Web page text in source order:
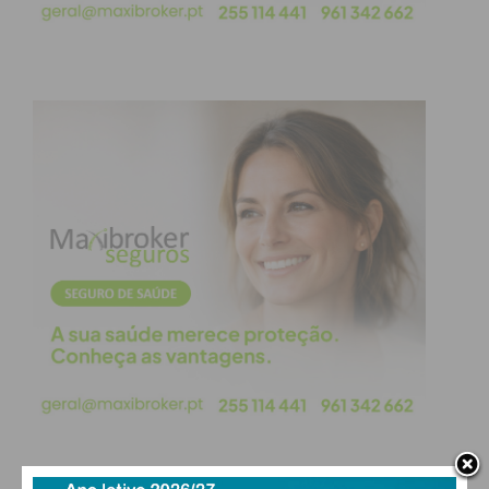
linha, nomeadamente a “redução dos tempos de
viagem em 15 minutos, estabelecendo a viagem
entre as duas cidades ibéricas (Porto-Madrid) em
2.45 horas” e permitindo “interface com a Linha do
Douro”, afirmou Luís Almeida.
A CIM transmontana já conseguiu que, nos
Investimentos Territoriais Integrados – Redes
Urbanas do Norte 2030, seja incluído o estudo
prévio para esta linha. “As oito comunidades
intermunicipais juntaram-se na vontade de
aprovação do projeto. O consórcio será liderado